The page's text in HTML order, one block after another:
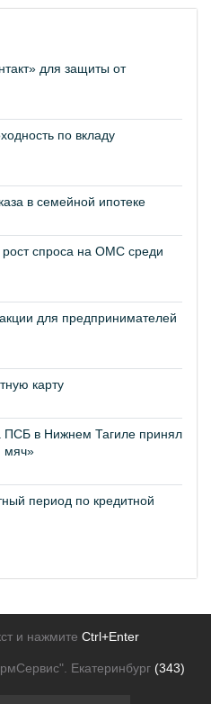
для защиты от
по вкладу
в семейной ипотеке
спроса на ОМС среди
для предпринимателей
карту
ПСБ в Нижнем Тагиле принял
мяч»
период по кредитной
и нажмите Ctrl+Enter
Екатеринбург (343)